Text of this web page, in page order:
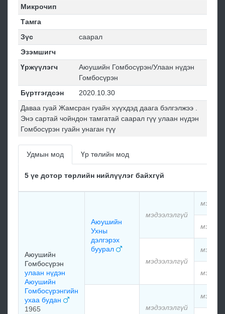
Микрочип
Тамга
Зүс
саарал
Эзэмшигч
Үржүүлэгч
Аюушийн Гомбосүрэн/Улаан нүдэн
Гомбосүрэн
Бүртгэгдсэн
2020.10.30
Даваа гуай Жамсран гуайн хүүхдэд даага бэлгэлжээ .
Энэ сартай чойндон тамгатай саарал гүү улаан нүдэн
Гомбосүрэн гуайн унаган гүү
Удмын мод Үр төлийн мод
5 үе дотор төрлийн нийлүүлэг байхгүй
Аюушийн
Гомбосүрэн
улаан нүдэн
Аюушийн
Гомбосүрэнгийн
ухаа будан
1965
Аюушийн
Ухны
дэлгэрэх
буурал
мэдээлэлгүй
мэдээлэлгүй
мэдээлэлгүй